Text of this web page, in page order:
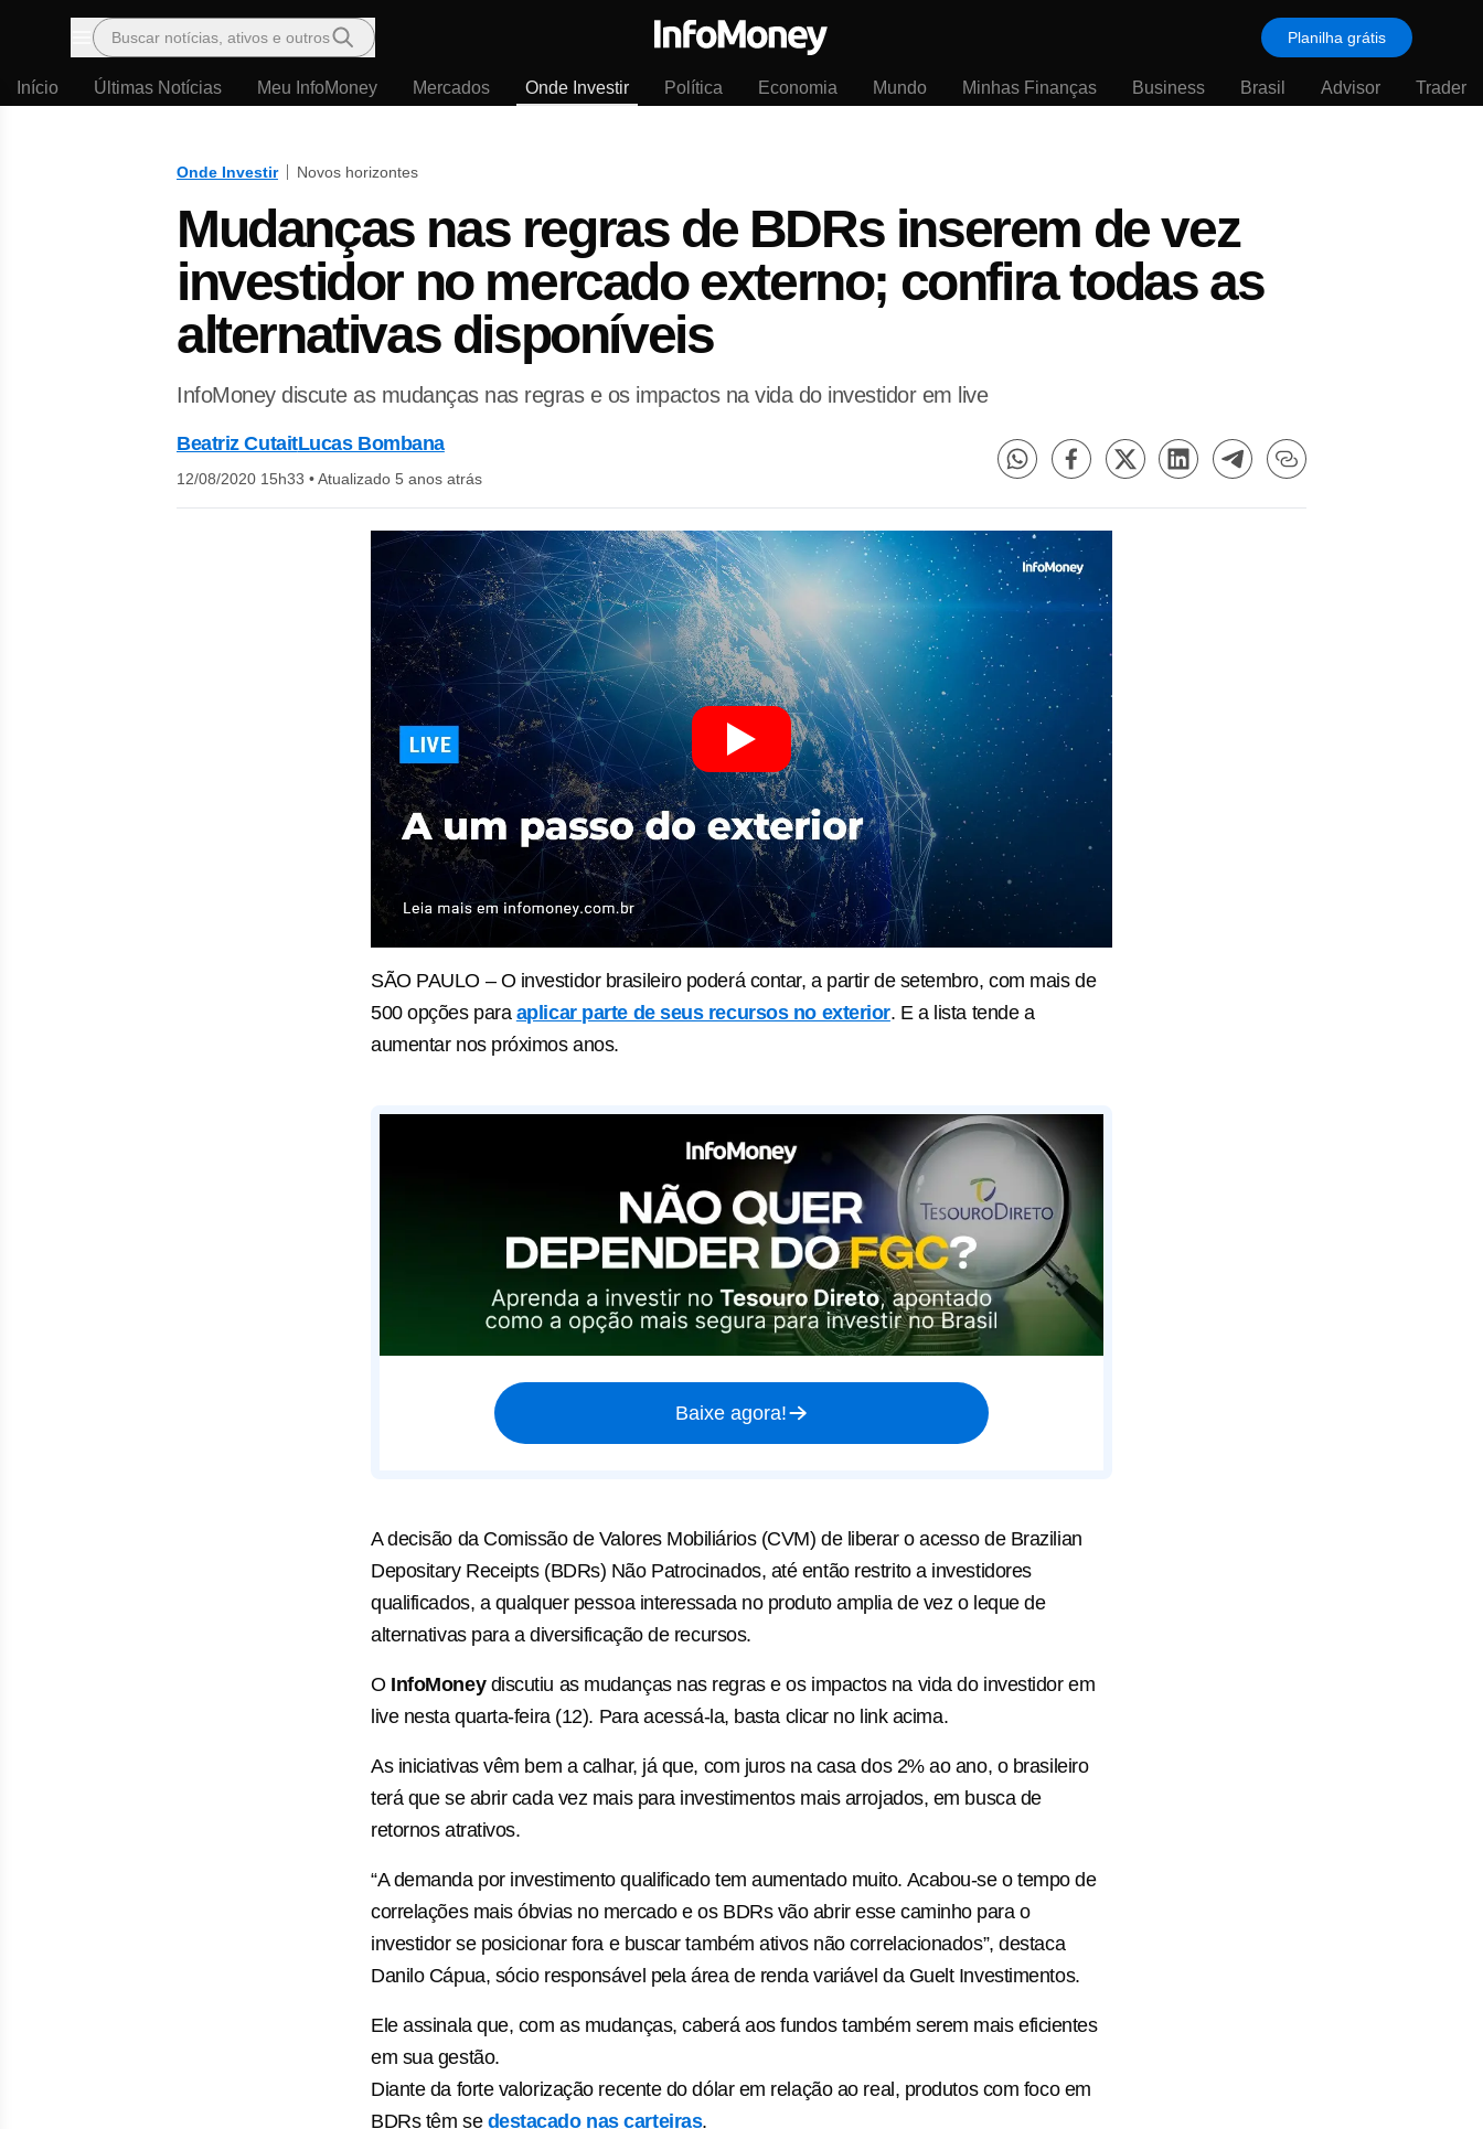
Menu
Buscar notícias, ativos e outros Planilha grátis
Início Últimas Notícias Meu InfoMoney Mercados Onde Investir Política Economia Mundo Minhas Finanças Business Brasil Advisor Trader
Onde Investir Novos horizontes
Mudanças nas regras de BDRs inserem de vez
investidor no mercado externo; confira todas as
alternativas disponíveis
InfoMoney discute as mudanças nas regras e os impactos na vida do investidor em live
Beatriz CutaitLucas Bombana
12/08/2020 15h33 •Atualizado 5 anos atrás
SÃO PAULO – O investidor brasileiro poderá contar, a partir de setembro, com mais de
500 opções para aplicar parte de seus recursos no exterior. E a lista tende a
aumentar nos próximos anos.
Baixe agora!
A decisão da Comissão de Valores Mobiliários (CVM) de liberar o acesso de Brazilian
Depositary Receipts (BDRs) Não Patrocinados, até então restrito a investidores
qualificados, a qualquer pessoa interessada no produto amplia de vez o leque de
alternativas para a diversificação de recursos.
O InfoMoneydiscutiu as mudanças nas regras e os impactos na vida do investidor em
live nesta quarta-feira (12). Para acessá-la, basta clicar no link acima.
As iniciativas vêm bem a calhar, já que, com juros na casa dos 2% ao ano, o brasileiro
terá que se abrir cada vez mais para investimentos mais arrojados, em busca de
retornos atrativos.
“A demanda por investimento qualificado tem aumentado muito. Acabou-se o tempo de
correlações mais óbvias no mercado e os BDRs vão abrir esse caminho para o
investidor se posicionar fora e buscar também ativos não correlacionados”, destaca
Danilo Cápua, sócio responsável pela área de renda variável da Guelt Investimentos.
Ele assinala que, com as mudanças, caberá aos fundos também serem mais eficientes
em sua gestão.
Diante da forte valorização recente do dólar em relação ao real, produtos com foco em
BDRs têm se destacado nas carteiras.